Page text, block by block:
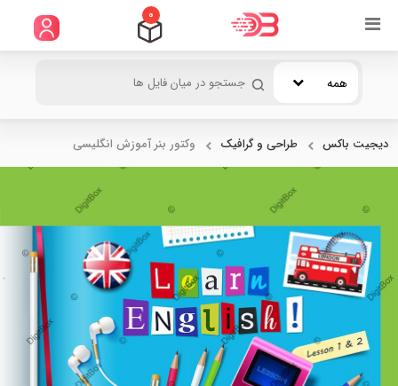
0
همه
دیجیت باکس طراحی و گرافیک وکتور بنر آموزش انگلیسی